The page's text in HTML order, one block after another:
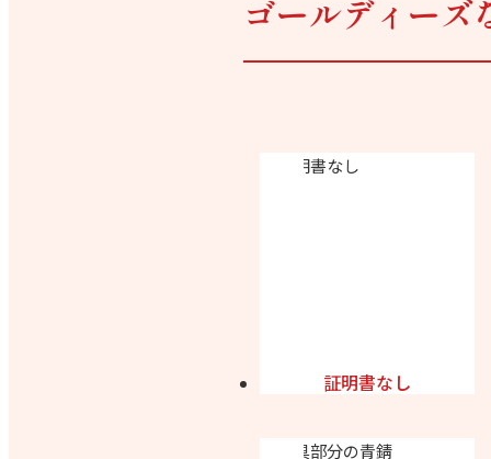
ゴールディーズ
証明書なし